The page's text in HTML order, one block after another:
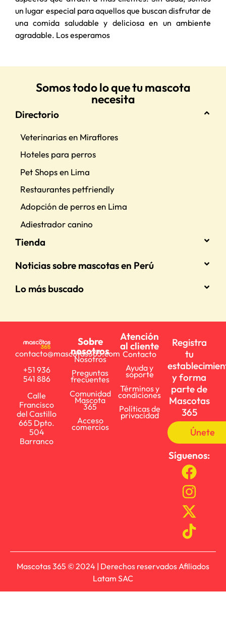
un lugar especial para aquellos que buscan disfrutar de
una comida saludable y deliciosa en un ambiente
agradable. Los esperamos
Somos todo lo que tu mascota
necesita
Directorio
Veterinarias en Miraflores
Hoteles para perros
Pet Shops en Lima
Restaurantes petfriendly
Adopción de perros en Lima
Adiestrador canino
Tienda
Noticias sobre mascotas en Perú
Lo más buscado
contacto@mascotas365.com
+51 936
541 886
Calle
Francisco
del Castillo
665 Dpto.
504
Barranco
Sobre
nosotros
Nosotros
Preguntas
frecuentes
Comunidad
Mascota
365
Acceso
comercios
Atención
al cliente
Contacto
Ayuda y
soporte
Términos y
condiciones
Políticas de
privacidad
Registra
tu
y forma
parte de
Mascotas
365
Únete
Síguenos:
Mascotas 365 © 2024 | Derechos reservados Afiliados
Latam SAC